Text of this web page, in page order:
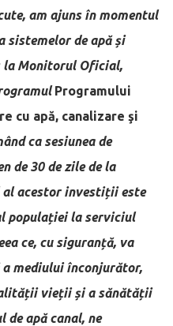
am ajuns în momentul
sistemelor de apă și
la Monitorul Oficial,
Programului
cu apă, canalizare şi
ca sesiunea de
de 30 de zile de la
al acestor investiții este
populației la serviciul
ce, cu siguranță, va
mediului înconjurător,
vieții și a sănătății
apă canal, ne